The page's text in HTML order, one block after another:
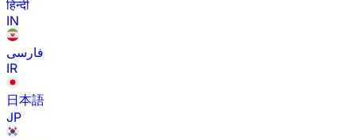
हिन्दी
IN
فارسی
IR
日本語
JP